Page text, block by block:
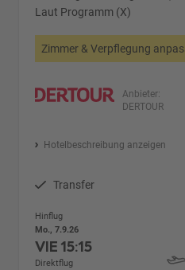
Laut Programm (X)
Zimmer & Verpflegung
Anbieter:
DERTOUR
Hotelbeschreibung anzeigen
Transfer
Hinflug
Mo., 7.9.26
VIE15:15
Direktflug